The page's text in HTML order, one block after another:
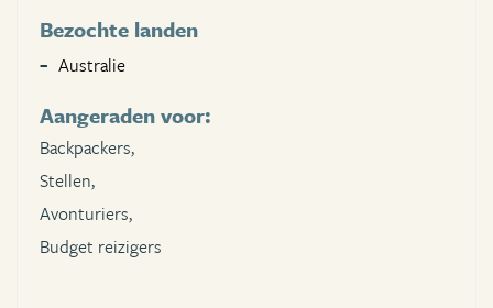
Bezochte landen
Australie
Aangeraden voor:
Backpackers,
Stellen,
Avonturiers,
Budget reizigers